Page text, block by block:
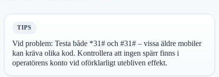
TIPS
Vid problem: Testa både *31# och #31# – vissa äldre mobiler
kan kräva olika kod. Kontrollera att ingen spärr finns i
operatörens konto vid oförklarligt utebliven effekt.